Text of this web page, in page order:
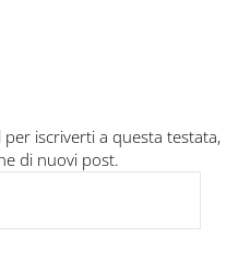
iscriverti a questa testata,
di nuovi post.